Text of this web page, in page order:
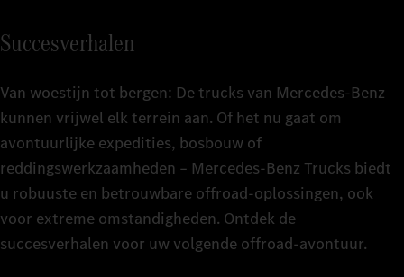
Succesverhalen
Van woestijn tot bergen: De trucks van Mercedes‑Benz
kunnen vrijwel elk terrein aan. Of het nu gaat om
avontuurlijke expedities, bosbouw of
reddingswerkzaamheden – Mercedes‑Benz Trucks biedt
u robuuste en betrouwbare offroad-oplossingen, ook
voor extreme omstandigheden. Ontdek de
succesverhalen voor uw volgende offroad-avontuur.